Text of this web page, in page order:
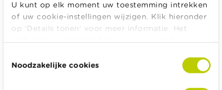
U kunt op elk moment uw toestemming intrekken
of uw cookie-instellingen wijzigen. Klik hieronder
op ‘Details tonen’ voor meer informatie. Het
Noodzakelijke cookies
Budget, betalen, lenen en verzekeren
Familie
Sparen en beleggen
Erven